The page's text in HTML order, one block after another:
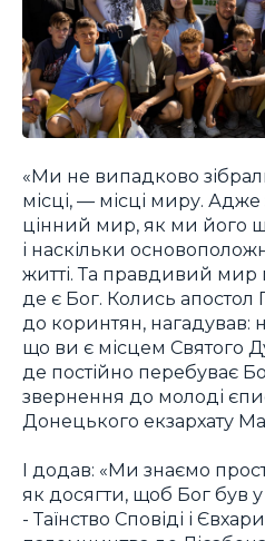
«Ми не випадково
місці, — місці миру. Адже
цінний мир, як ми його
і наскільки
житті. Та правдивий
де є Бог. Колись апостол
до коринтян, нагадував:
що ви є місцем Святого
де постійно перебуває
звернення до молоді
Донецького екзархату
І додав: «Ми знаємо
як досягти, щоб Бог був
- Таїнство Сповіді і